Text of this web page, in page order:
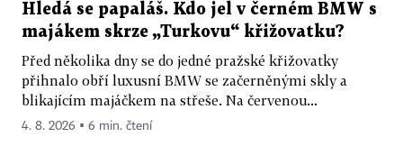
Hledá se papaláš. Kdo jel v černém BMW s
majákem skrze „Turkovu“ křižovatku?
Před několika dny se do jedné pražské křižovatky
přihnalo obří luxusní BMW se začerněnými skly a
blikajícím majáčkem na střeše. Na červenou...
4. 8. 2026 ▪ 6 min. čtení